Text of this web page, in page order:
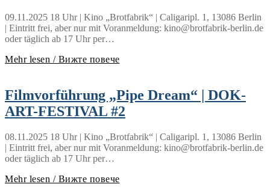
09.11.2025 18 Uhr | Kino „Brotfabrik“ | Caligaripl. 1, 13086 Berlin
| Eintritt frei, aber nur mit Voranmeldung: kino@brotfabrik-berlin.de
oder täglich ab 17 Uhr per…
Mehr lesen / Вижте повече
Filmvorführung „Pipe Dream“ | DOK-
ART-FESTIVAL #2
08.11.2025 18 Uhr | Kino „Brotfabrik“ | Caligaripl. 1, 13086 Berlin
| Eintritt frei, aber nur mit Voranmeldung: kino@brotfabrik-berlin.de
oder täglich ab 17 Uhr per…
Mehr lesen / Вижте повече